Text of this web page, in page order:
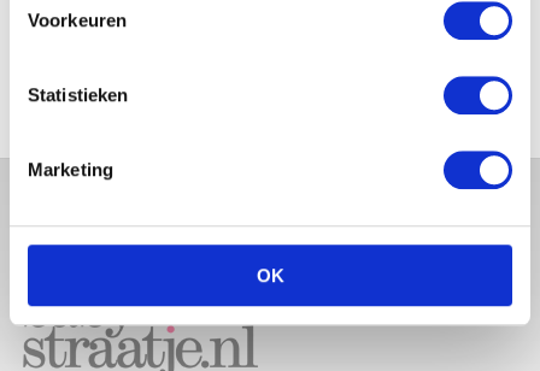
Voorkeuren
Statistieken
Marketing
OK
PRACHTIGE FOTO MET BABY